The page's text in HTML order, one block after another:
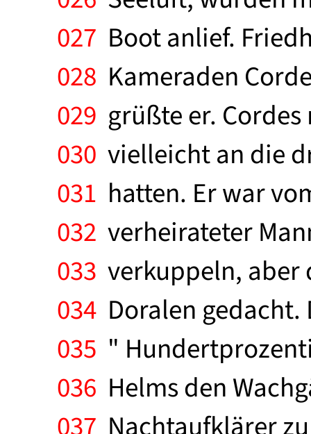
027 Boot anlief.
028 Kameraden
029 grüßte er.
030 vielleicht an die
031 hatten. Er war
032 verheirateter
033 verkuppeln, aber
034 Doralen
035 "
036 Helms den